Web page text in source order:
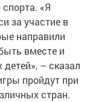
«Я
за участие в
направили
вместе и
– сказал
пройдут при
стран.